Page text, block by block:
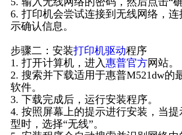
6. 打印机会尝试连接到无线网络，连
示确认信息。
步骤二：安装打印机驱动程序
1. 打开计算机，进入惠普官方网站。
2. 搜索并下载适用于惠普M521dw的
软件。
3. 下载完成后，运行安装程序。
4. 按照屏幕上的提示进行安装，当
型时，选择“无线”。